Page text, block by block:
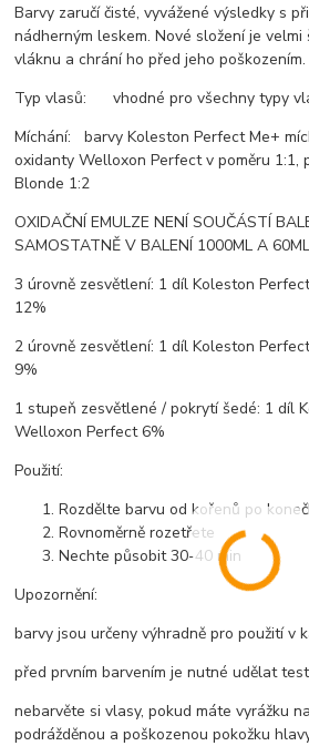
Barvy zaručí čisté, vyvážené výsledky s
nádherným leskem. Nové složení je
vláknu a chrání ho před jeho poškozením.
Typ vlasů: vhodné pro všechny typy
Míchání: barvy Koleston Perfect Me+
oxidanty Welloxon Perfect v poměru 1:1,
Blonde 1:2
OXIDAČNÍ EMULZE NENÍ SOUČÁSTÍ
SAMOSTATNĚ V BALENÍ 1000ML A 60ML
3 úrovně zesvětlení: 1 díl Koleston
12%
2 úrovně zesvětlení: 1 díl Koleston
9%
1 stupeň zesvětlené / pokrytí šedé: 1 díl
Welloxon Perfect 6%
Použití:
Rozdělte barvu od kořenů po
Rovnoměrně rozetřete
Nechte působit 30-40 min
Upozornění:
barvy jsou určeny výhradně pro použití v
před prvním barvením je nutné udělat
nebarvěte si vlasy, pokud máte vyrážku
podrážděnou a poškozenou pokožku